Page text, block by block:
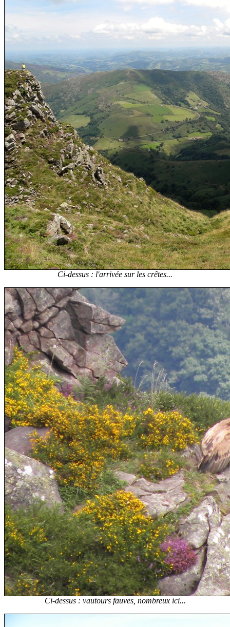
Ci-dessus : l'arrivée sur les crêtes...
Ci-dessus : vautours fauves, nombreux ici...